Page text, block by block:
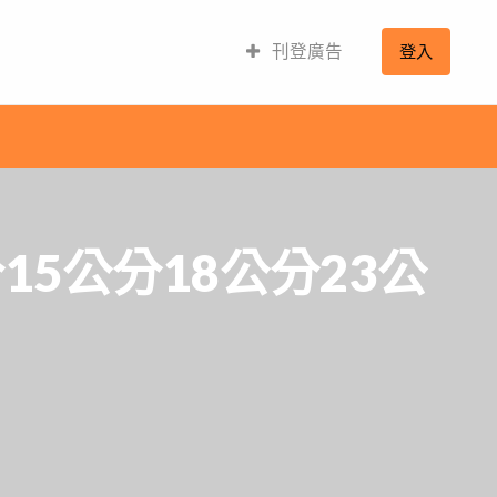
刊登廣告 登入
公分18公分23公